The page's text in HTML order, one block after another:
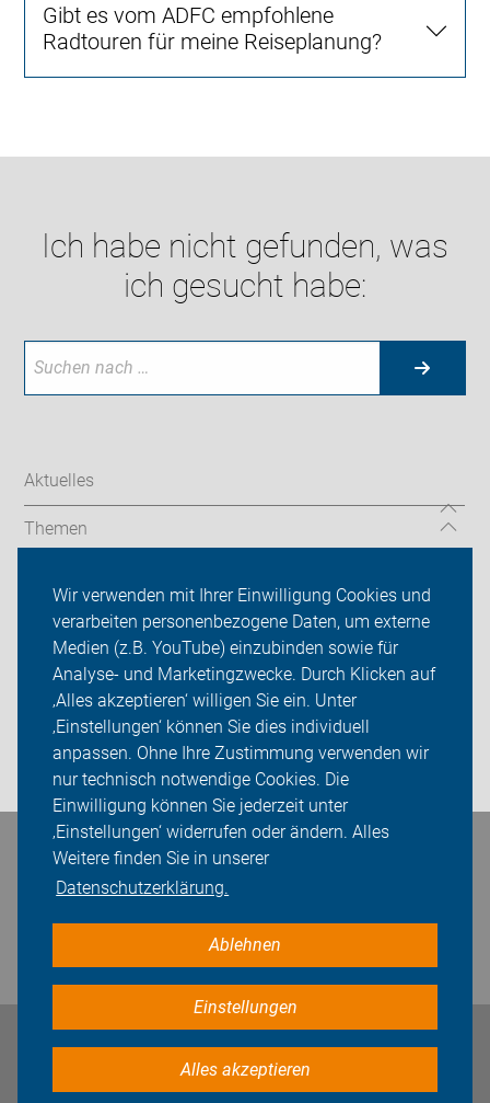
Wir verwenden mit Ihrer Einwilligung Cookies und
verarbeiten personenbezogene Daten, um externe
Medien (z.B. YouTube) einzubinden sowie für
Analyse- und Marketingzwecke. Durch Klicken auf
‚Alles akzeptieren‘ willigen Sie ein. Unter
‚Einstellungen‘ können Sie dies individuell
anpassen. Ohne Ihre Zustimmung verwenden wir
nur technisch notwendige Cookies. Die
Einwilligung können Sie jederzeit unter
‚Einstellungen‘ widerrufen oder ändern. Alles
Weitere finden Sie in unserer
Datenschutzerklärung.
Ablehnen
Einstellungen
Alles akzeptieren
Gibt es vom ADFC empfohlene
Radtouren für meine Reiseplanung?
Ich habe nicht gefunden, was
ich gesucht habe:
Aktuelles
Themen
Das machen wir
Sei dabei
Presse
Login
Bleiben Sie in Kontakt
Impressum Datenschutz Cookie-Einstellungen